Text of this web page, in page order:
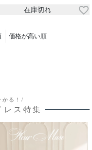
在庫切れ
価格が高い順
かる！/
レス特集